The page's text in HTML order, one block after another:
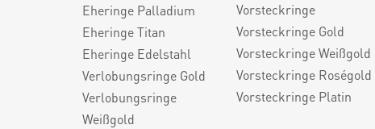
Eheringe Palladium
Eheringe Titan
Eheringe Edelstahl
Verlobungsringe Gold
Verlobungsringe
Weißgold
Vorsteckringe
Vorsteckringe Gold
Vorsteckringe Weißgold
Vorsteckringe Roségold
Vorsteckringe Platin